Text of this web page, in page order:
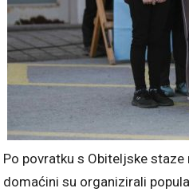
Po povratku s Obiteljske
domaćini su organizirali